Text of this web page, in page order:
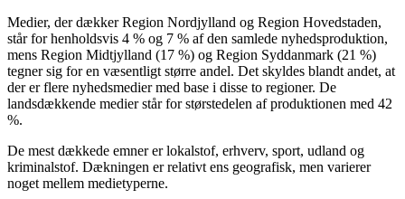
Medier, der dækker Region Nordjylland og Region Hovedstaden,
står for henholdsvis 4 % og 7 % af den samlede nyhedsproduktion,
mens Region Midtjylland (17 %) og Region Syddanmark (21 %)
tegner sig for en væsentligt større andel. Det skyldes blandt andet, at
der er flere nyhedsmedier med base i disse to regioner. De
landsdækkende medier står for størstedelen af produktionen med 42
%.
De mest dækkede emner er lokalstof, erhverv, sport, udland og
kriminalstof. Dækningen er relativt ens geografisk, men varierer
noget mellem medietyperne.